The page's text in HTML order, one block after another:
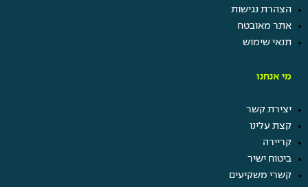
הצהרת נגישות
אתר מאובטח
תנאי שימוש
מי אנחנו
יצירת קשר
קצת עלינו
קריירה
ביטוח ישיר
קשרי משקיעים